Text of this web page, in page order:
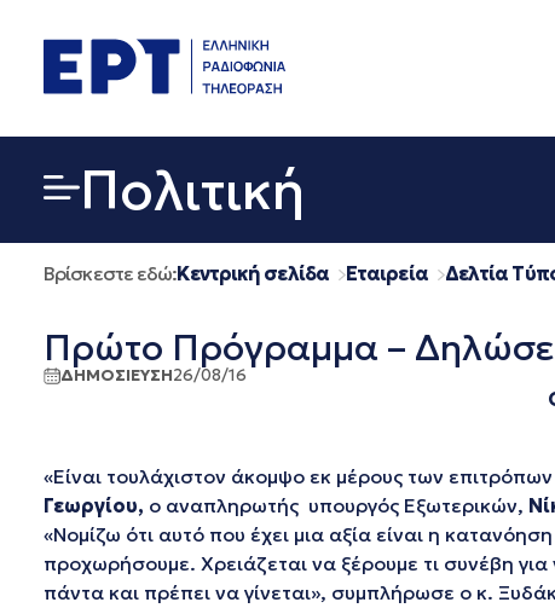
περιεχόμενο
Πολιτική
Βρίσκεστε εδώ:Κεντρική σελίδα Εταιρεία Δελτία
Πρώτο Πρόγραμμα –
ΔΗΜΟΣΙΕΥΣΗ26/08/16
«Είναι τουλάχιστον άκομψο εκ μέρους των
Γεωργίου, ο αναπληρωτής υπουργός Εξωτερικών,
«Νομίζω ότι αυτό που έχει μια αξία είναι η
προχωρήσουμε. Χρειάζεται να ξέρουμε τι συνέβη
πάντα και πρέπει να γίνεται», συμπλήρωσε ο κ.